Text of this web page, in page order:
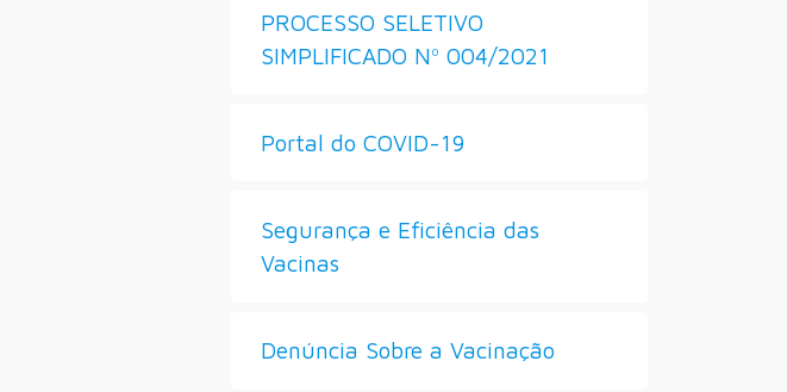
PROCESSO SELETIVO
SIMPLIFICADO Nº 004/2021
Portal do COVID-19
Segurança e Eficiência das
Vacinas
Denúncia Sobre a Vacinação